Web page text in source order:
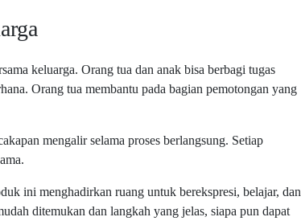
keluarga. Orang tua dan anak bisa berbagi tugas
Orang tua membantu pada bagian pemotongan yang
mengalir selama proses berlangsung. Setiap
ini menghadirkan ruang untuk berekspresi, belajar, dan
ditemukan dan langkah yang jelas, siapa pun dapat